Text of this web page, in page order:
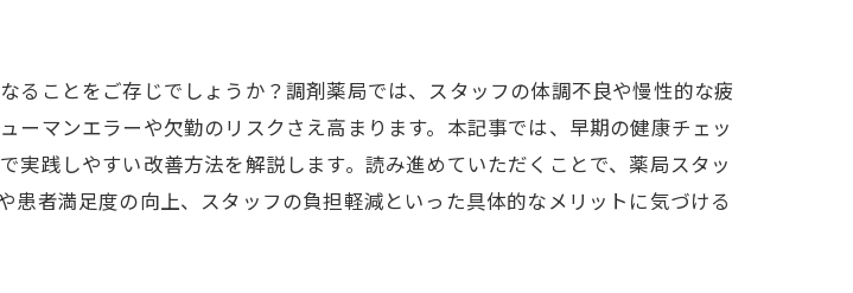
ことをご存じでしょうか？調剤薬局では、スタッフの体調不良や慢性的な疲
マンエラーや欠勤のリスクさえ高まります。本記事では、早期の健康チェッ
践しやすい改善方法を解説します。読み進めていただくことで、薬局スタッ
者満足度の向上、スタッフの負担軽減といった具体的なメリットに気づける